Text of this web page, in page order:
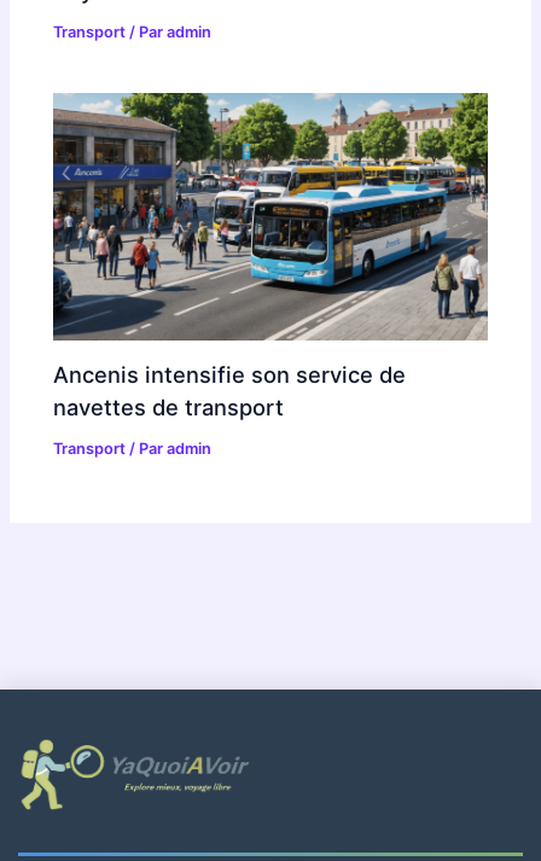
Transport / Paradmin
Ancenis intensifie son service de
navettes de transport
Transport / Paradmin